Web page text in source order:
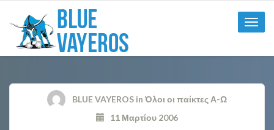
Toggle
BLUE VAYEROS in Όλοι οι παίκτες Α-Ω
11 Μαρτίου 2006